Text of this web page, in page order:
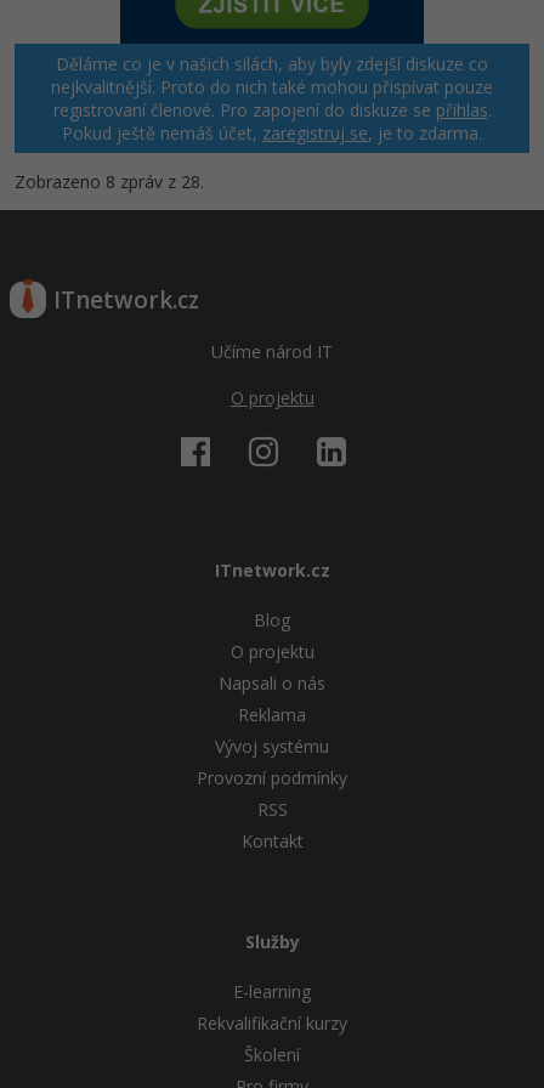
Děláme co je v našich silách, aby byly zdejší diskuze co
nejkvalitnější. Proto do nich také mohou přispívat pouze
registrovaní členové. Pro zapojení do diskuze se přihlas.
Pokud ještě nemáš účet, zaregistruj se, je to zdarma.
Zobrazeno 8 zpráv z 28.
ITnetwork.cz
Učíme národ IT
O projektu
ITnetwork.cz
Blog
O projektu
Napsali o nás
Reklama
Vývoj systému
Provozní podmínky
RSS
Kontakt
Služby
E-learning
Rekvalifikační kurzy
Školení